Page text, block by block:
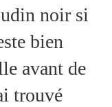
noir si
bien
avant de
trouvé